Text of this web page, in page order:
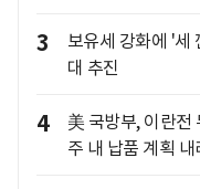
3
보유세 강화에 '
대 추진
4
美 국방부, 이란
주 내 납품 계획